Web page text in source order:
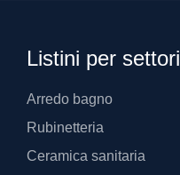
Listini per settori
Arredo bagno
Rubinetteria
Ceramica sanitaria